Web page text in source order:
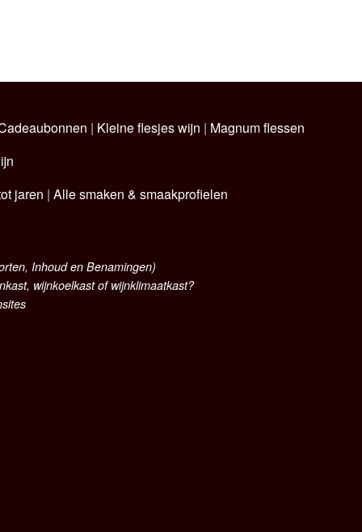
| Kleine flesjes wijn | Magnum flessen
jaren | Alle smaken & smaakprofielen
Inhoud en Benamingen)
wijnkoelkast of wijnklimaatkast?